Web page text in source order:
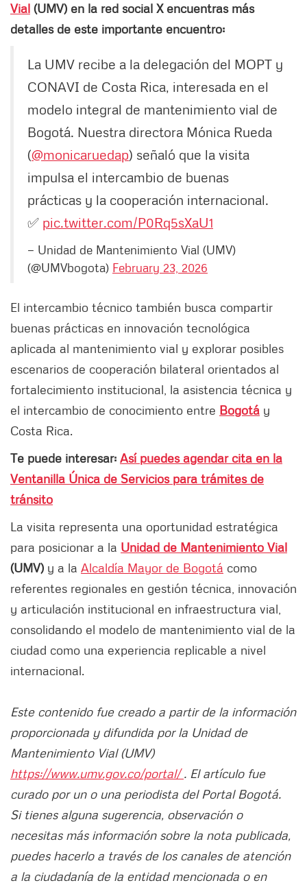
Vial (UMV) en la red social X encuentras más
detalles de este importante encuentro:
La UMV recibe a la delegación del MOPT y
CONAVI de Costa Rica, interesada en el
modelo integral de mantenimiento vial de
Bogotá. Nuestra directora Mónica Rueda
(@monicaruedap) señaló que la visita
impulsa el intercambio de buenas
prácticas y la cooperación internacional.
✅ pic.twitter.com/P0Rq5sXaU1
— Unidad de Mantenimiento Vial (UMV)
(@UMVbogota) February 23, 2026
El intercambio técnico también busca compartir
buenas prácticas en innovación tecnológica
aplicada al mantenimiento vial y explorar posibles
escenarios de cooperación bilateral orientados al
fortalecimiento institucional, la asistencia técnica y
el intercambio de conocimiento entre Bogotá y
Costa Rica.
Te puede interesar: Así puedes agendar cita en la
Ventanilla Única de Servicios para trámites de
tránsito
La visita representa una oportunidad estratégica
para posicionar a la Unidad de Mantenimiento Vial
(UMV) y a la Alcaldía Mayor de Bogotá como
referentes regionales en gestión técnica, innovación
y articulación institucional en infraestructura vial,
consolidando el modelo de mantenimiento vial de la
ciudad como una experiencia replicable a nivel
internacional.
Este contenido fue creado a partir de la información
proporcionada y difundida por la Unidad de
Mantenimiento Vial (UMV)
https://www.umv.gov.co/portal/. El artículo fue
curado por un o una periodista del Portal Bogotá.
Si tienes alguna sugerencia, observación o
necesitas más información sobre la nota publicada,
puedes hacerlo a través de los canales de atención
a la ciudadanía de la entidad mencionada o en